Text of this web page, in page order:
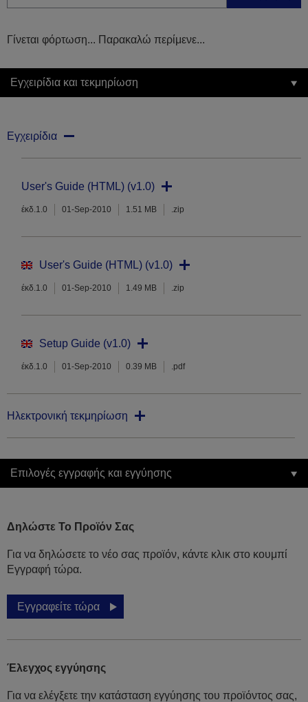
Γίνεται φόρτωση... Παρακαλώ περίμενε...
Εγχειρίδια και τεκμηρίωση
Εγχειρίδια
User's Guide (HTML) (v1.0)
έκδ.1.0 01-Sep-2010 1.51 MB .zip
User's Guide (HTML) (v1.0)
έκδ.1.0 01-Sep-2010 1.49 MB .zip
Setup Guide (v1.0)
έκδ.1.0 01-Sep-2010 0.39 MB .pdf
Ηλεκτρονική τεκμηρίωση
Επιλογές εγγραφής και εγγύησης
Δηλώστε Το Προϊόν Σας
Για να δηλώσετε το νέο σας προϊόν, κάντε κλικ στο κουμπί
Εγγραφή τώρα.
Εγγραφείτε τώρα
Έλεγχος εγγύησης
Για να ελέγξετε την κατάσταση εγγύησης του προϊόντος σας,